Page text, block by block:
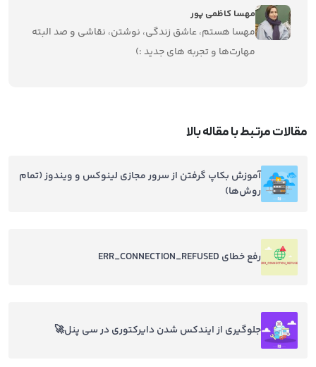
مهسا کاظمی پور
مهسا هستم، عاشق زندگی، نوشتن، نقاشی و صد البته
مهارت‌ها و تجربه های جدید :)
مقالات مرتبط با مقاله بالا
آموزش بکاپ گرفتن از سرور مجازی لینوکس و ویندوز (تمام
روش‌ها)
رفع خطای ERR_CONNECTION_REFUSED
جلوگیری از ایندکس شدن دایرکتوری در سی پنل🚀